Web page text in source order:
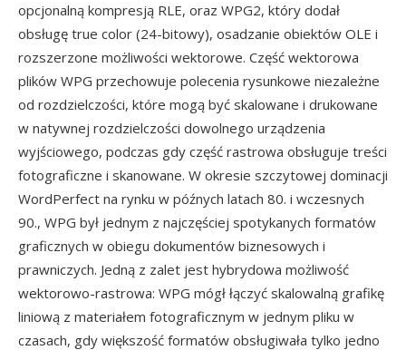
opcjonalną kompresją RLE, oraz WPG2, który dodał
obsługę true color (24-bitowy), osadzanie obiektów OLE i
rozszerzone możliwości wektorowe. Część wektorowa
plików WPG przechowuje polecenia rysunkowe niezależne
od rozdzielczości, które mogą być skalowane i drukowane
w natywnej rozdzielczości dowolnego urządzenia
wyjściowego, podczas gdy część rastrowa obsługuje treści
fotograficzne i skanowane. W okresie szczytowej dominacji
WordPerfect na rynku w późnych latach 80. i wczesnych
90., WPG był jednym z najczęściej spotykanych formatów
graficznych w obiegu dokumentów biznesowych i
prawniczych. Jedną z zalet jest hybrydowa możliwość
wektorowo-rastrowa: WPG mógł łączyć skalowalną grafikę
liniową z materiałem fotograficznym w jednym pliku w
czasach, gdy większość formatów obsługiwała tylko jedno